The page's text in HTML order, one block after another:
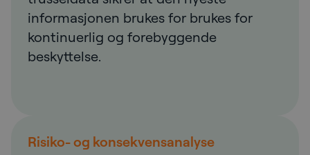
informasjonen brukes for brukes for
kontinuerlig og forebyggende
beskyttelse.
Risiko- og konsekvensanalyse